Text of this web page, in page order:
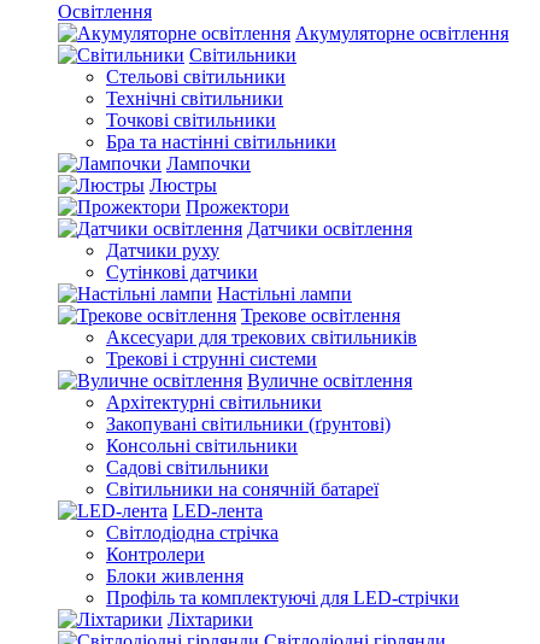
Освітлення
Акумуляторне освітлення
Світильники
Стельові світильники
Технічні світильники
Точкові світильники
Бра та настінні світильники
Лампочки
Люстры
Прожектори
Датчики освітлення
Датчики руху
Сутінкові датчики
Настільні лампи
Трекове освітлення
Аксесуари для трекових світильників
Трекові і струнні системи
Вуличне освітлення
Архітектурні світильники
Закопувані світильники (ґрунтові)
Консольні світильники
Садові світильники
Світильники на сонячній батареї
LED-лента
Світлодіодна стрічка
Контролери
Блоки живлення
Профіль та комплектуючі для LED-стрічки
Ліхтарики